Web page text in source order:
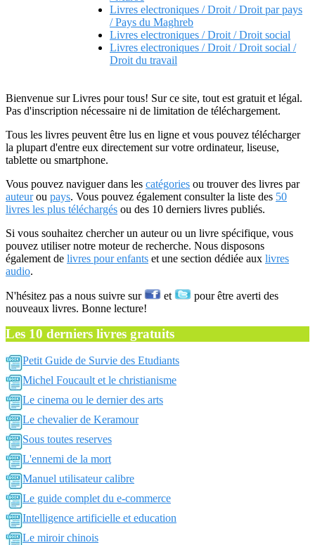
Livres electroniques / Droit / Droit par pays
/ Pays du Maghreb
Livres electroniques / Droit / Droit social
Livres electroniques / Droit / Droit social /
Droit du travail
Bienvenue sur Livres pour tous! Sur ce site, tout est gratuit et légal.
Pas d'inscription nécessaire ni de limitation de téléchargement.
Tous les livres peuvent être lus en ligne et vous pouvez télécharger
la plupart d'entre eux directement sur votre ordinateur, liseuse,
tablette ou smartphone.
Vous pouvez naviguer dans les catégories ou trouver des livres par
auteurou pays. Vous pouvez également consulter la liste des 50
livres les plus téléchargés ou des 10 derniers livres publiés.
Si vous souhaitez chercher un auteur ou un livre spécifique, vous
pouvez utiliser notre moteur de recherche. Nous disposons
également de livres pour enfants et une section dédiée aux livres
audio.
N'hésitez pas a nous suivre sur et
pour être averti des
nouveaux livres. Bonne lecture!
Les 10 derniers livres gratuits
Petit Guide de Survie des Etudiants
Michel Foucault et le christianisme
Le cinema ou le dernier des arts
Le chevalier de Keramour
Sous toutes reserves
L'ennemi de la mort
Manuel utilisateur calibre
Le guide complet du e-commerce
Intelligence artificielle et education
Le miroir chinois